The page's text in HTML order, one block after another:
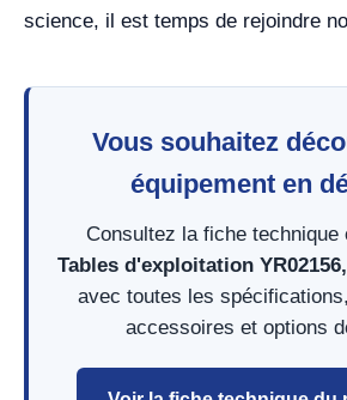
science, il est temps de rejoindre
Vous souhaitez
équipement en
Consultez la fiche technique
Tables d'exploitation
avec toutes les
accessoires et options